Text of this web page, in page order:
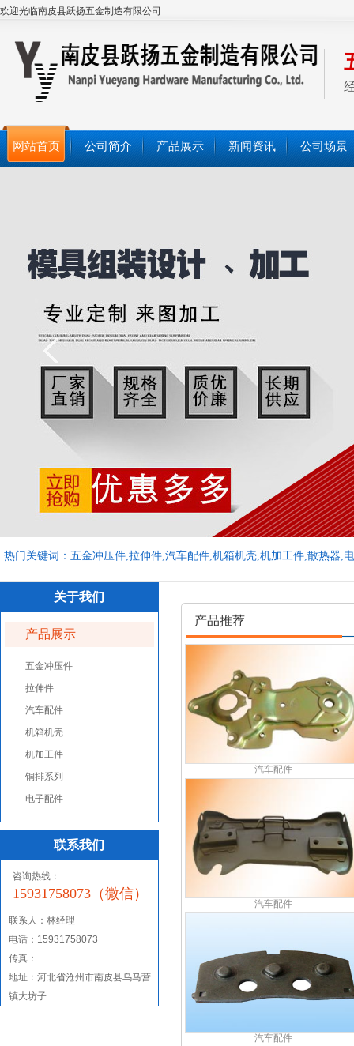
欢迎光临南皮县跃扬五金制造有限公司
网站首页 公司简介 产品展示 新闻资讯 公司场景
热门关键词：五金冲压件,拉伸件,汽车配件,机箱机壳,机加工件,散热器,
关于我们
产品展示
五金冲压件
拉伸件
汽车配件
机箱机壳
机加工件
铜排系列
电子配件
联系我们
咨询热线：
15931758073（微信）
联系人： 林经理
电话：15931758073
传真：
地址：河北省沧州市南皮县乌马营
镇大坊子
产品推荐
汽车配件
汽车配件
汽车配件